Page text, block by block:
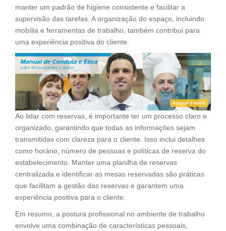
manter um padrão de higiene consistente e facilitar a
supervisão das tarefas. A organização do espaço, incluindo
mobília e ferramentas de trabalho, também contribui para
uma experiência positiva do cliente.
Ao lidar com reservas, é importante ter um processo claro e
organizado, garantindo que todas as informações sejam
transmitidas com clareza para o cliente. Isso inclui detalhes
como horário, número de pessoas e políticas de reserva do
estabelecimento. Manter uma planilha de reservas
centralizada e identificar as mesas reservadas são práticas
que facilitam a gestão das reservas e garantem uma
experiência positiva para o cliente.
Em resumo, a postura profissional no ambiente de trabalho
envolve uma combinação de características pessoais,